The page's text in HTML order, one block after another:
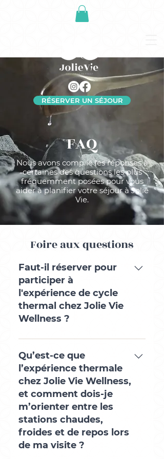
RÉSERVER UN SÉJOUR
FAQ
Nous avons compilé les réponses à
certaines des questions les plus
fréquemment posées pour vous
aider à planifier votre séjour à Jolie
Vie.
Foire aux questions
Faut-il réserver pour
participer à
l'expérience de cycle
thermal chez Jolie Vie
Wellness ?
Oui, la réservation est obligatoire
pour profiter de l'expérience de
cycle thermal chez Jolie Vie
Wellness. Bien qu'il soit possible
de venir le jour même sans
réservation, l'entrée ne peut être
garantie si notre capacité
maximale est atteinte.Pour vous
garantir une place et profiter
Qu’est-ce que
l’expérience thermale
chez Jolie Vie Wellness,
et comment dois-je
m’orienter entre les
stations chaudes,
froides et de repos lors
de ma visite ?